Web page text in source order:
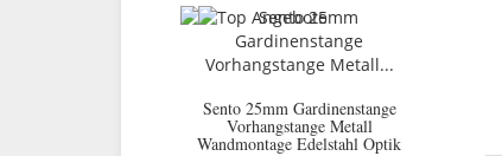
Sento 25mm Gardinenstange
Vorhangstange Metall
Wandmontage Edelstahl Optik